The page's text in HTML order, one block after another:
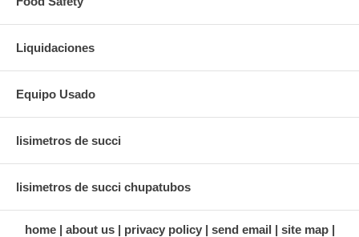
Liquidaciones
Equipo Usado
lisimetros de succi
lisimetros de succi chupatubos
home about us privacy policy send email
site map